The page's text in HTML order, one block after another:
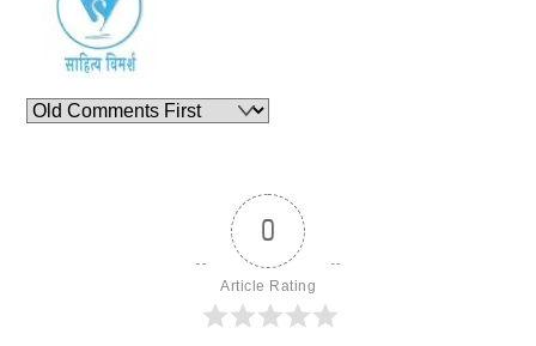
0
Article Rating